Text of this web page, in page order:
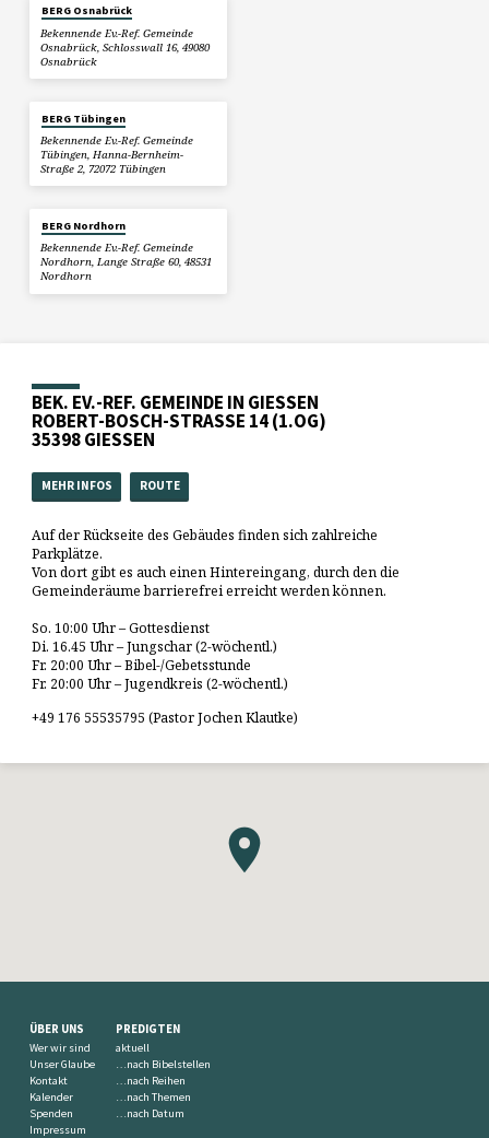
BERG Osnabrück
Bekennende Ev.-Ref. Gemeinde
Osnabrück, Schlosswall 16, 49080
Osnabrück
BERG Tübingen
Bekennende Ev.-Ref. Gemeinde
Tübingen, Hanna-Bernheim-
Straße 2, 72072 Tübingen
BERG Nordhorn
Bekennende Ev.-Ref. Gemeinde
Nordhorn, Lange Straße 60, 48531
Nordhorn
BEK. EV.-REF. GEMEINDE IN GIESSEN
ROBERT-BOSCH-STRASSE 14 (1.OG)
35398 GIESSEN
MEHR INFOS ROUTE
Auf der Rückseite des Gebäudes finden sich zahlreiche
Parkplätze.
Von dort gibt es auch einen Hintereingang, durch den die
Gemeinderäume barrierefrei erreicht werden können.
So. 10:00 Uhr – Gottesdienst
Di. 16.45 Uhr – Jungschar (2-wöchentl.)
Fr. 20:00 Uhr – Bibel-/Gebetsstunde
Fr. 20:00 Uhr – Jugendkreis (2-wöchentl.)
+49 176 55535795 (Pastor Jochen Klautke)
ÜBER UNS
Wer wir sind
Unser Glaube
Kontakt
Kalender
Spenden
Impressum
PREDIGTEN
aktuell
…nach Bibelstellen
…nach Reihen
…nach Themen
…nach Datum